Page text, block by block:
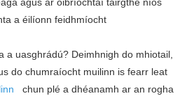
agus ar oibríochtaí táirgthe níos
a éilíonn feidhmíocht
a uasghrádú? Deimhnigh do mhiotail,
do chumraíocht muilinn is fearr leat
chun plé a dhéanamh ar an rogha